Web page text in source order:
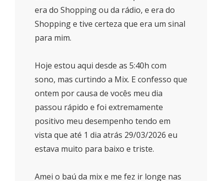
era do Shopping ou da rádio, e era do
Shopping e tive certeza que era um sinal
para mim.
Hoje estou aqui desde as 5:40h com
sono, mas curtindo a Mix. E confesso que
ontem por causa de vocês meu dia
passou rápido e foi extremamente
positivo meu desempenho tendo em
vista que até 1 dia atrás 29/03/2026 eu
estava muito para baixo e triste.
Amei o baú da mix e me fez ir longe nas